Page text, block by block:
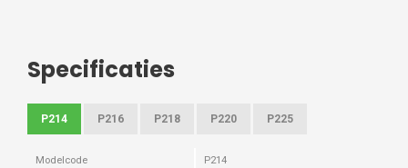
Specificaties
P214 P216 P218 P220 P225
Modelcode P214